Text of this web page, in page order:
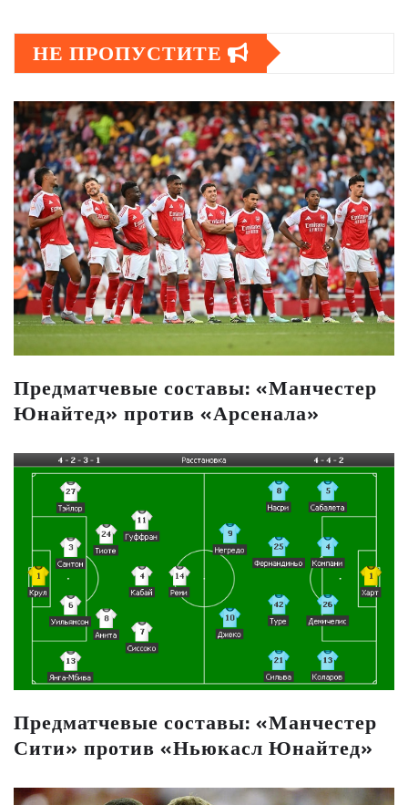
НЕ ПРОПУСТИТЕ
Предматчевые составы: «Манчестер
Юнайтед» против «Арсенала»
Предматчевые составы: «Манчестер
Сити» против «Ньюкасл Юнайтед»